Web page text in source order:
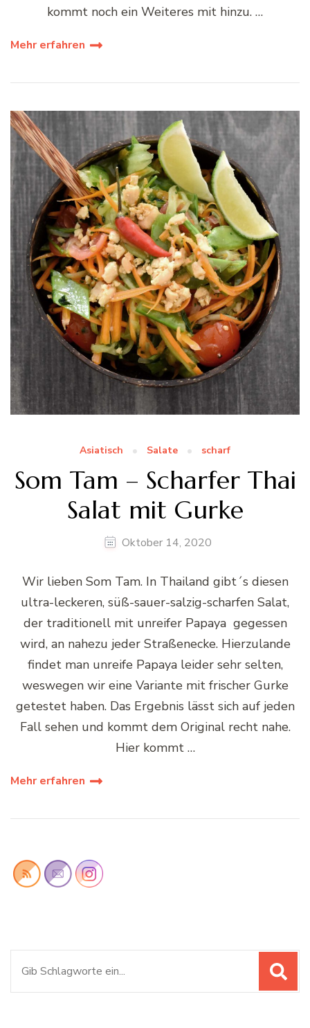
kommt noch ein Weiteres mit hinzu. …
Mehr erfahren
Asiatisch Salate scharf
Som Tam – Scharfer Thai
Salat mit Gurke
Oktober 14, 2020
Wir lieben Som Tam. In Thailand gibt´s diesen
ultra-leckeren, süß-sauer-salzig-scharfen Salat,
der traditionell mit unreifer Papaya gegessen
wird, an nahezu jeder Straßenecke. Hierzulande
findet man unreife Papaya leider sehr selten,
weswegen wir eine Variante mit frischer Gurke
getestet haben. Das Ergebnis lässt sich auf jeden
Fall sehen und kommt dem Original recht nahe.
Hier kommt …
Mehr erfahren